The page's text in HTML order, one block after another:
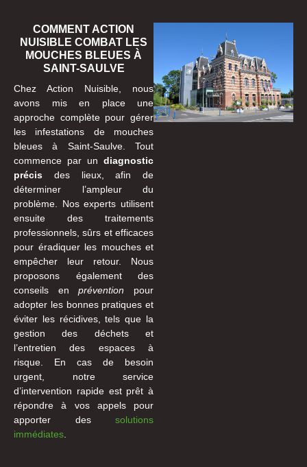
COMMENT ACTION
NUISIBLE COMBAT LES
MOUCHES BLEUES À
SAINT-SAULVE
Chez Action Nuisible, nous
avons mis en place une
approche complète pour gérer
les infestations de mouches
bleues à Saint-Saulve. Tout
commence par un diagnostic
précis des lieux, afin de
déterminer l’ampleur du
problème. Nos experts utilisent
ensuite des traitements
professionnels, sûrs et efficaces
pour éradiquer les mouches et
empêcher leur retour. Nous
proposons également des
conseils enprévention pour
adopter les bonnes pratiques et
éviter les récidives, tels que la
gestion des déchets et
l’entretien des espaces à
risque. En cas de besoin
urgent, notre service
d’intervention rapide est prêt à
répondre à vos appels pour
apporter des solutions
immédiates